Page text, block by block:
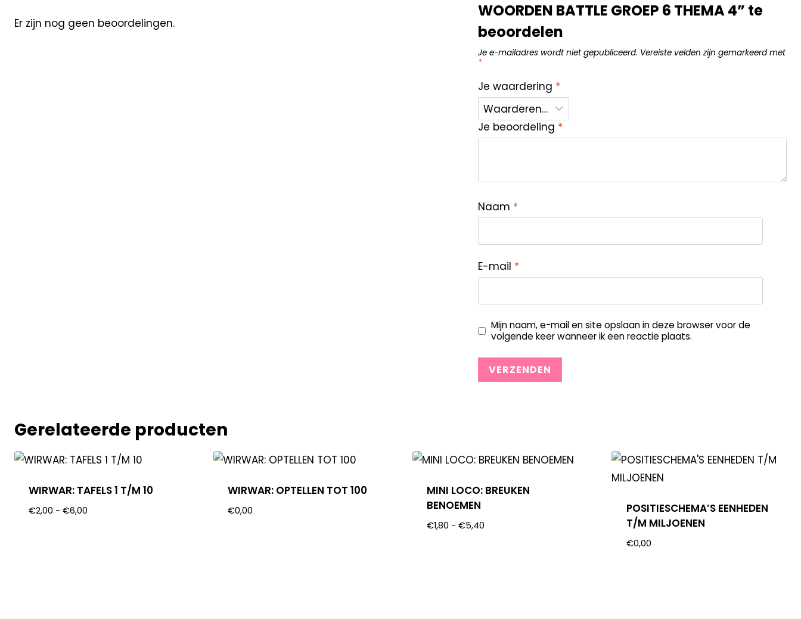
Er zijn nog geen beoordelingen.
WOORDEN BATTLE GROEP 6 THEMA 4” te
beoordelen
Je e-mailadres wordt niet gepubliceerd. Vereiste velden zijn gemarkeerd met
*
Je waardering *
Je beoordeling *
Naam *
E-mail *
Mijn naam, e-mail en site opslaan in deze browser voor de
volgende keer wanneer ik een reactie plaats.
Gerelateerde producten
WIRWAR: TAFELS 1 T/M 10
€2,00 - €6,00
WIRWAR: OPTELLEN TOT 100
€0,00
MINI LOCO: BREUKEN
BENOEMEN
€1,80 - €5,40
POSITIESCHEMA’S EENHEDEN
T/M MILJOENEN
€0,00